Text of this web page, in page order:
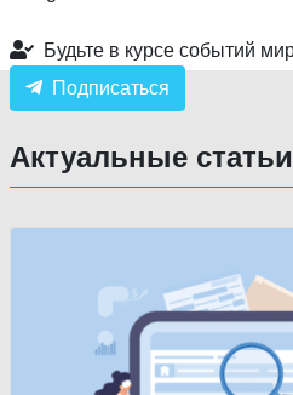
Будьте в курсе событий
Подписаться
Актуальные